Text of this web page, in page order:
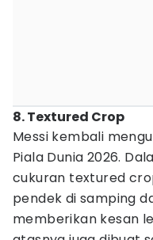
8. Textured Crop
Messi kembali
Piala Dunia 2026.
cukuran textured
pendek di samping
memberikan kesan